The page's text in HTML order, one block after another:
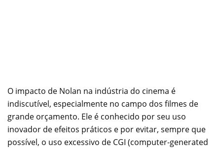
O impacto de Nolan na indústria do cinema é
indiscutível, especialmente no campo dos filmes de
grande orçamento. Ele é conhecido por seu uso
inovador de efeitos práticos e por evitar, sempre que
possível, o uso excessivo de CGI (computer-generated